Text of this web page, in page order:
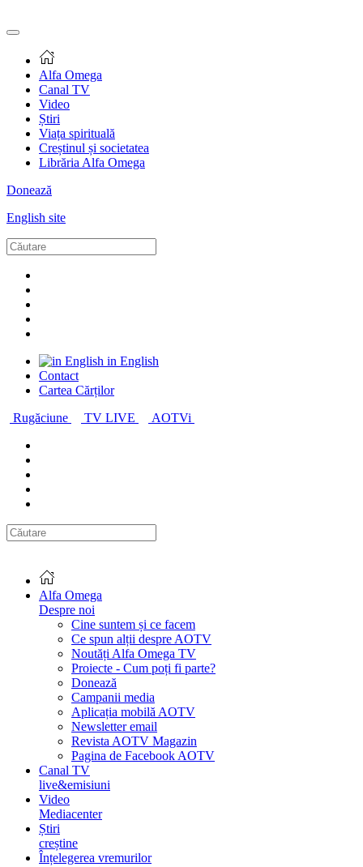
Alfa Omega
Canal TV
Video
Știri
Viața spirituală
Creștinul și societatea
Librăria Alfa Omega
Donează
English site
in English
Contact
Cartea Cărților
Rugăciune
TV LIVE AOTVi
Alfa Omega
Despre noi
Cine suntem și ce facem
Ce spun alții despre AOTV
Noutăți Alfa Omega TV
Proiecte - Cum poți fi parte?
Donează
Campanii media
Aplicația mobilă AOTV
Newsletter email
Revista AOTV Magazin
Pagina de Facebook AOTV
Canal TV
live&emisiuni
Video
Mediacenter
Știri
creștine
Înțelegerea vremurilor